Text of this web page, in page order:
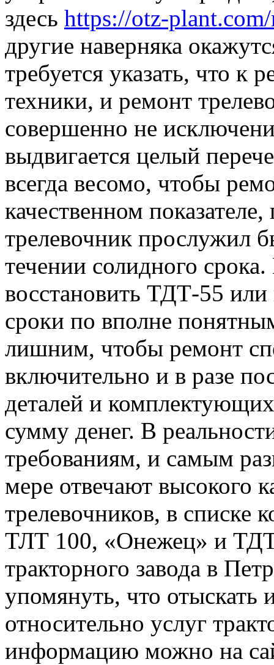
здесь https://otz-
другие наверняка
требуется указать, что к
техники, и ремонт
совершенно не
выдвигается целый
всегда весомо, чтобы
качественном
трелевочник прослужил
течении солидного
восстановить ТДТ-55
сроки по вполне
лишним, чтобы ремонт
включительно и в разе
деталей и
сумму денег. В
требованиям, и самым
мере отвечают высокого
трелевочников, в списке
ТЛТ 100, «Онежец» и ТДТ
тракторного завода в
упомянуть, что
относительно услуг
информацию можно на